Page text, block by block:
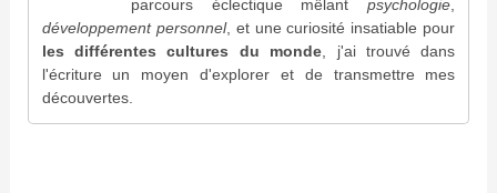
parcours éclectique mêlantpsychologie
développement personnel, et une curiosité insatiable pour
les différentes cultures du monde , j'ai trouvé dans
l'écriture un moyen d'explorer et de transmettre mes
découvertes.